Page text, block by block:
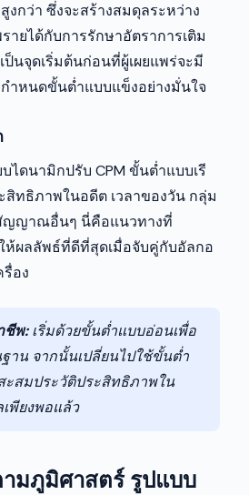
งกว่า ซึ่งจะสร้างสมดุลระหว่าง
ายได้กับการรักษาอัตราการเติม
นจุดเริ่มต้นก่อนที่ผู้เผยแพร่จะมี
ำหนดขั้นต่ำแบบแข็งอย่างมั่นใจ
ไดนามิกปรับ CPM ขั้นต่ำแบบเรี
ทธิภาพในอดีต เวลาของวัน กลุ่ม
ญญาณอื่นๆ นี่คือแนวทางที่
ห้ผลลัพธ์ที่ดีที่สุดเมื่อจับคู่กับอัลกอ
อง
ชีพ:เริ่มด้วยขั้นต่ำแบบอ่อนเพื่อ
าน จากนั้นเปลี่ยนไปใช้ขั้นต่ำ
ะสมประวัติประสิทธิภาพใน
พียงพอแล้ว
มภูมิศาสตร์ รูปแบบ